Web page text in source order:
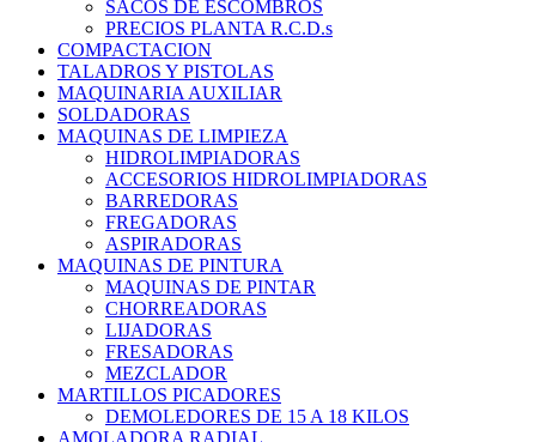
SACOS DE ESCOMBROS
PRECIOS PLANTA R.C.D.s
COMPACTACION
TALADROS Y PISTOLAS
MAQUINARIA AUXILIAR
SOLDADORAS
MAQUINAS DE LIMPIEZA
HIDROLIMPIADORAS
ACCESORIOS HIDROLIMPIADORAS
BARREDORAS
FREGADORAS
ASPIRADORAS
MAQUINAS DE PINTURA
MAQUINAS DE PINTAR
CHORREADORAS
LIJADORAS
FRESADORAS
MEZCLADOR
MARTILLOS PICADORES
DEMOLEDORES DE 15 A 18 KILOS
AMOLADORA RADIAL